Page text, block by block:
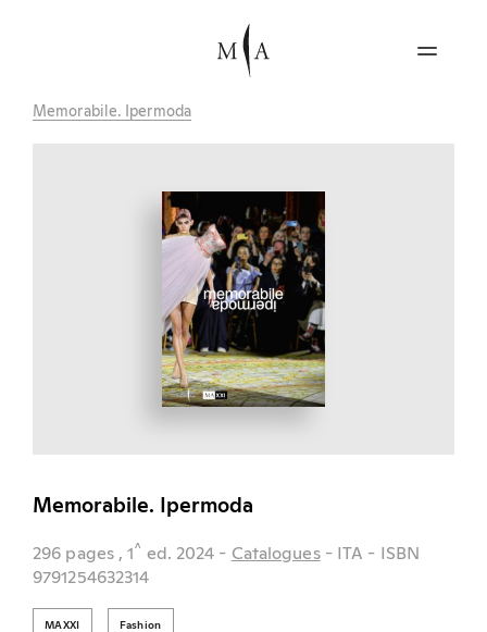
Memorabile. Ipermoda
Memorabile. Ipermoda
296 pages , 1^ ed. 2024 - Catalogues - ITA - ISBN
9791254632314
MAXXI Fashion